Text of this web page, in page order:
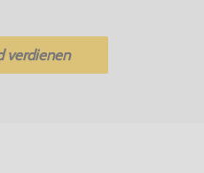
verdienen